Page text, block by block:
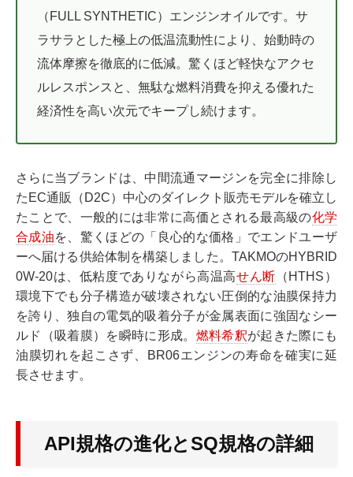
（FULL SYNTHETIC）エンジンオイルです。サ
ラサラとした極上の低温流動性により、始動時の
流体摩擦を徹底的に低減。驚くほど軽快なアクセ
ルレスポンスと、無駄な燃料消費を抑える優れた
経済性を高い次元でキープし続けます。
さらに当ブランドは、中間流通マージンを完全に排除し
たEC通販（D2C）中心のダイレクト販売モデルを確立し
たことで、一般的には非常に高価とされる最高級の化学
合成油を、驚くほどの「良心的な価格」でエンドユーザ
ーへ届ける供給体制を構築しました。TAKMOのHYBRID
0W-20は、低粘度でありながら高温高せん断 （HTHS）
環境下でも分子構造が破壊されない圧倒的な油膜保持力
を誇り、独自の電気的吸着分子が金属表面に強固なシー
ルド（吸着膜）を瞬時に形成。 燃料希釈が起きた際にも
油膜切れを起こさず、BR06エンジンの寿命を確実に延
長させます。
API規格の進化とSQ規格の詳細